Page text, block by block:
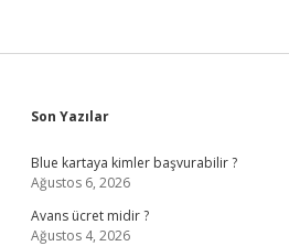
Sidebar
Son Yazılar
Blue kartaya kimler başvurabilir ?
Ağustos 6, 2026
Avans ücret midir ?
Ağustos 4, 2026